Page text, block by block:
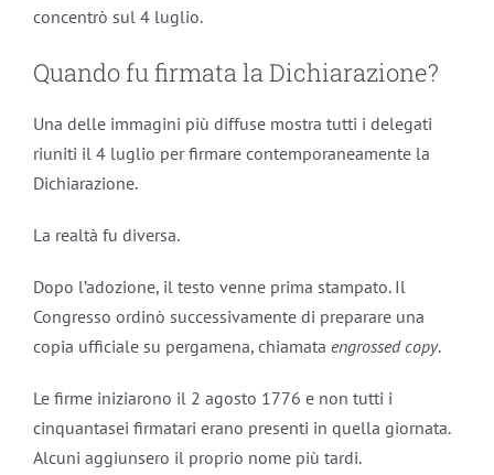
concentrò sul 4 luglio.
Quando fu firmata la Dichiarazione?
Una delle immagini più diffuse mostra tutti i delegati
riuniti il 4 luglio per firmare contemporaneamente la
Dichiarazione.
La realtà fu diversa.
Dopo l’adozione, il testo venne prima stampato. Il
Congresso ordinò successivamente di preparare una
copia ufficiale su pergamena, chiamata engrossed copy.
Le firme iniziarono il 2 agosto 1776 e non tutti i
cinquantasei firmatari erano presenti in quella giornata.
Alcuni aggiunsero il proprio nome più tardi.